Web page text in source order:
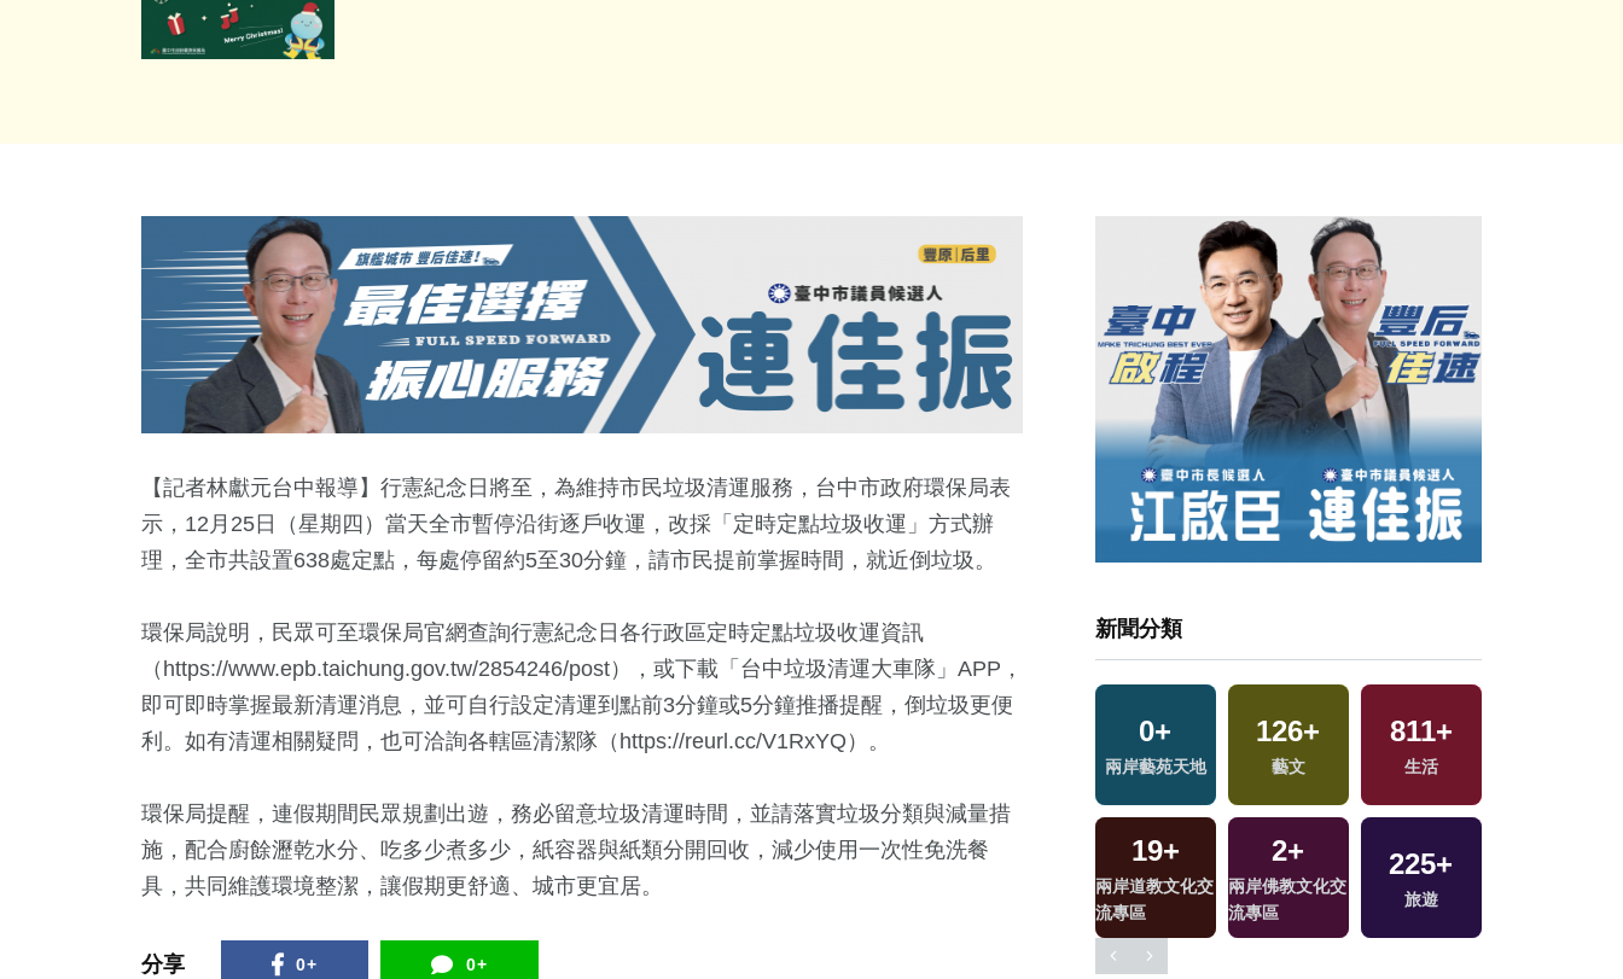
【記者林獻元台中報導】行憲紀念日將至，為維持市民垃圾清運服務，台中市政府環保局表
示，12月25日（星期四）當天全市暫停沿街逐戶收運，改採「定時定點垃圾收運」方式辦
理，全市共設置638處定點，每處停留約5至30分鐘，請市民提前掌握時間，就近倒垃圾。
環保局說明，民眾可至環保局官網查詢行憲紀念日各行政區定時定點垃圾收運資訊
（https://www.epb.taichung.gov.tw/2854246/post），或下載「台中垃圾清運大車隊」APP，
即可即時掌握最新清運消息，並可自行設定清運到點前3分鐘或5分鐘推播提醒，倒垃圾更便
利。如有清運相關疑問，也可洽詢各轄區清潔隊（https://reurl.cc/V1RxYQ）。
環保局提醒，連假期間民眾規劃出遊，務必留意垃圾清運時間，並請落實垃圾分類與減量措
施，配合廚餘瀝乾水分、吃多少煮多少，紙容器與紙類分開回收，減少使用一次性免洗餐
具，共同維護環境整潔，讓假期更舒適、城市更宜居。
分享 0+ 0+
新聞分類
+ 0+
+
評論
11+
司法放大鏡
343+ 34+ 36+
275+ 92+
0+
兩岸藝苑天地
126+
藝文
811+
生活
19+
兩岸道教文化交
流專區
2+
兩岸佛教文化交
流專區
225+
旅遊